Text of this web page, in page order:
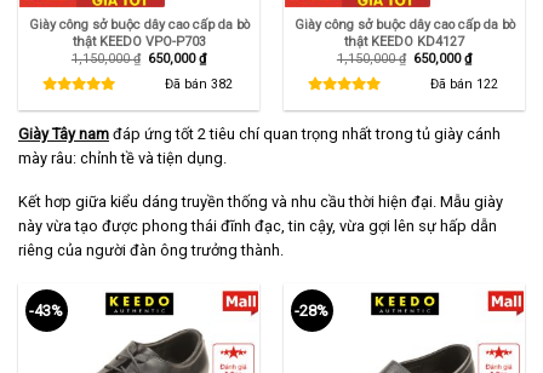
Giày công sở buộc dây cao cấp da bò
thật KEEDO VPO-P703
1,150,000₫ Giá
650,000₫Giá
hiện
tại
Đã bán 382
Giày công sở buộc dây cao cấp da bò
thật KEEDO KD4127
1,150,000₫ Giá
650,000₫Giá
hiện
tại
Đã bán 122
Giày Tây nam đáp ứng tốt 2 tiêu chí quan trọng nhất trong tủ giày cánh
mày râu: chỉnh tề và tiện dụng.
Kết hơp giữa kiểu dáng truyền thống và nhu cầu thời hiện đại. Mẫu giày
này vừa tạo được phong thái đĩnh đạc, tin cậy, vừa gợi lên sự hấp dẫn
riêng của người đàn ông trưởng thành.
-43% -28%